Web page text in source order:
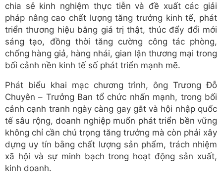
chia sẻ kinh nghiệm thực tiễn và đề xuất các giải
pháp nâng cao chất lượng tăng trưởng kinh tế, phát
triển thương hiệu bằng giá trị thật, thúc đẩy đổi mới
sáng tạo, đồng thời tăng cường công tác phòng,
chống hàng giả, hàng nhái, gian lận thương mại trong
bối cảnh nền kinh tế số phát triển mạnh mẽ.
Phát biểu khai mạc chương trình, ông Trương Đỗ
Chuyên – Trưởng Ban tổ chức nhấn mạnh, trong bối
cảnh cạnh tranh ngày càng gay gắt và hội nhập quốc
tế sâu rộng, doanh nghiệp muốn phát triển bền vững
không chỉ cần chú trọng tăng trưởng mà còn phải xây
dựng uy tín bằng chất lượng sản phẩm, trách nhiệm
xã hội và sự minh bạch trong hoạt động sản xuất,
kinh doanh.